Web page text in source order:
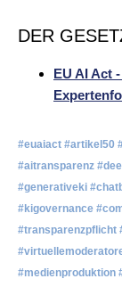
DER
EU AI Act
#euaiact #artikel50
#aitransparenz
#generativeki
#kigovernance
#transparenzpflicht
#medienproduktion